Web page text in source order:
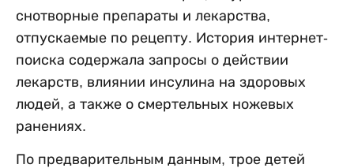
снотворные препараты и лекарства,
отпускаемые по рецепту. История интернет-
поиска содержала запросы о действии
лекарств, влиянии инсулина на здоровых
людей, а также о смертельных ножевых
ранениях.
По предварительным данным, трое детей